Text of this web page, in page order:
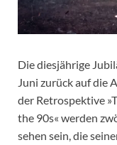
Die diesjährige
Juni zurück auf die
der Retrospektive
the 90s« werden
sehen sein, die